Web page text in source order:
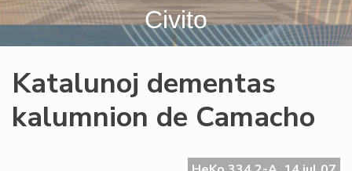
Civito
Katalunoj dementas
kalumnion de Camacho